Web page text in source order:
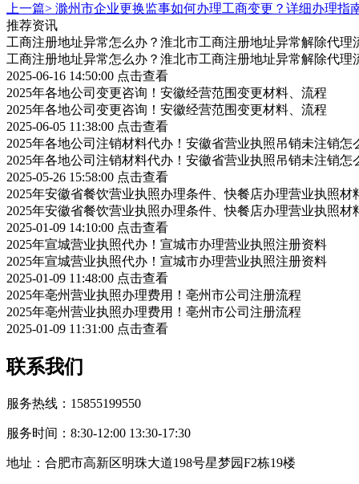
上一篇> 滁州市企业更换监事如何办理工商变更？详细办理指
推荐资讯
工商注册地址异常怎么办？淮北市工商注册地址异常解除代理
工商注册地址异常怎么办？淮北市工商注册地址异常解除代理
2025-06-16 14:50:00 点击查看
2025年各地公司变更咨询！安徽经营范围变更材料、流程
2025年各地公司变更咨询！安徽经营范围变更材料、流程
2025-06-05 11:38:00 点击查看
2025年各地公司注销材料代办！安徽省营业执照吊销未注销怎
2025年各地公司注销材料代办！安徽省营业执照吊销未注销怎
2025-05-26 15:58:00 点击查看
2025年安徽省餐饮营业执照办理条件、快餐店办理营业执照材
2025年安徽省餐饮营业执照办理条件、快餐店办理营业执照材
2025-01-09 14:10:00 点击查看
2025年宣城营业执照代办！宣城市办理营业执照注册资料
2025年宣城营业执照代办！宣城市办理营业执照注册资料
2025-01-09 11:48:00 点击查看
2025年亳州营业执照办理费用！亳州市公司注册流程
2025年亳州营业执照办理费用！亳州市公司注册流程
2025-01-09 11:31:00 点击查看
联系我们
服务热线：15855199550
服务时间：8:30-12:00 13:30-17:30
地址：合肥市高新区明珠大道198号星梦园F2栋19楼